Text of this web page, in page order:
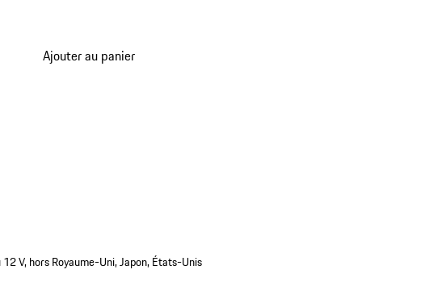
Ajouter au panier
V, hors Royaume-Uni, Japon, États-Unis